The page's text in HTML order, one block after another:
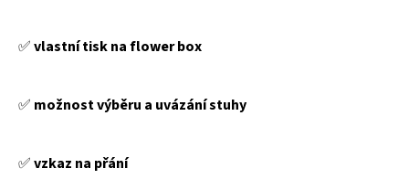
✅️vlastní tisk na flower box
✅️ možnost výběru a uvázání stuhy
✅️vzkaz na přání